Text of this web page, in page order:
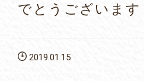
でとうございます
2019.01.15